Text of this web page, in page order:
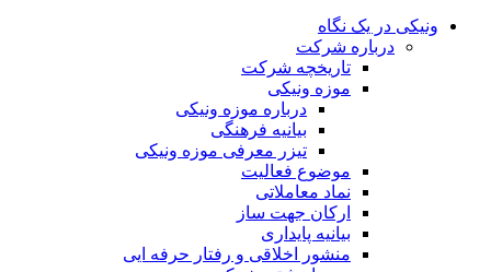
ونیکی در یک نگاه
درباره شرکت
تاریخچه شرکت
موزه ونیکی
درباره موزه ونیکی
بیانیه فرهنگی
تیزر معرفی موزه ونیکی
موضوع فعالیت
نماد معاملاتی
ارکان جهت ساز
بیانیه پایداری
منشور اخلاقی و رفتار حرفه ایی